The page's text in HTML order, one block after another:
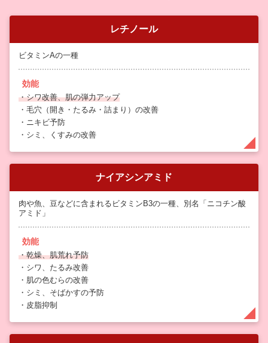
レチノール
ビタミンAの一種
効能
・シワ改善、肌の弾力アップ
・毛穴（開き・たるみ・詰まり）の改善
・ニキビ予防
・シミ、くすみの改善
ナイアシンアミド
肉や魚、豆などに含まれるビタミンB3の一種、別名「ニコチン酸
アミド」
効能
・乾燥、肌荒れ予防
・シワ、たるみ改善
・肌の色むらの改善
・シミ、そばかすの予防
・皮脂抑制